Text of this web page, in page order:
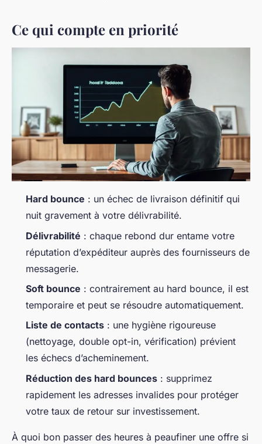
Ce qui compte en priorité
Hard bounce : un échec de livraison définitif qui
nuit gravement à votre délivrabilité.
Délivrabilité : chaque rebond dur entame votre
réputation d’expéditeur auprès des fournisseurs de
messagerie.
Soft bounce : contrairement au hard bounce, il est
temporaire et peut se résoudre automatiquement.
Liste de contacts : une hygiène rigoureuse
(nettoyage, double opt-in, vérification) prévient
les échecs d’acheminement.
Réduction des hard bounces : supprimez
rapidement les adresses invalides pour protéger
votre taux de retour sur investissement.
À quoi bon passer des heures à peaufiner une offre si